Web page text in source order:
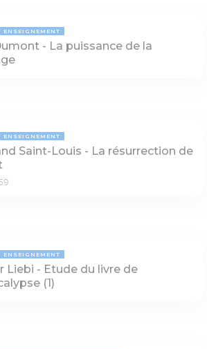
ENSEIGNEMENT
- La puissance de la
ENSEIGNEMENT
Saint-Louis - La résurrection de
ENSEIGNEMENT
Liebi - Etude du livre de
(1)